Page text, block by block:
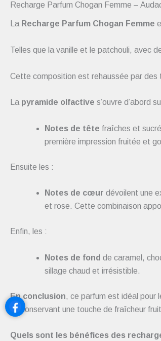
Recharge Parfum Chogan Femme –
La Recharge Parfum Chogan Femme
Telles que la vanille et le patchouli, avec
Cette composition est rehaussée par
La pyramide olfactive s’ouvre d’abord
Notes de tête fraîches et
première impression fruitée et
Ensuite les :
Notes de cœur dévoilent une
et rose. Cette combinaison
Enfin, les :
Notes de fond de caramel,
sillage chaud et irrésistible.
En conclusion, ce parfum est idéal pour
en conservant une touche de fraîcheur
Quels sont les bénéfices des